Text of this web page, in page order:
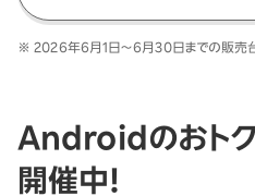
※2026年6月1日～6月30日までの販売
Androidのおトク
開催中！